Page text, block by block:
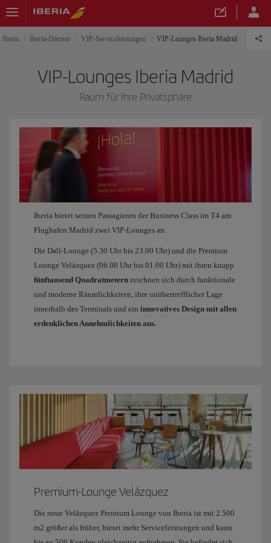
Iberia Iberia-Dienste VIP-Serviceleistungen VIP-Lounges Iberia Madrid
VIP-Lounges Iberia Madrid
Raum für Ihre Privatsphäre
Iberia bietet seinen Passagieren der Business Class im T4 am
Flughafen Madrid zwei VIP-Lounges an.
Die Dalí-Lounge (5.30 Uhr bis 23.00 Uhr) und die Premium
Lounge Velázquez (06.00 Uhr bis 01.00 Uhr) mit ihren knapp
fünftausend Quadratmetern zeichnen sich durch funktionale
und moderne Räumlichkeiten, ihre unübertrefflicher Lage
innerhalb des Terminals und ein innovatives Design mit allen
erdenklichen Annehmlichkeiten aus.
Premium-Lounge Velázquez
Die neue Velázquez Premium Lounge von Iberia ist mit 2.500
m2 größer als früher, bietet mehr Serviceleistungen und kann